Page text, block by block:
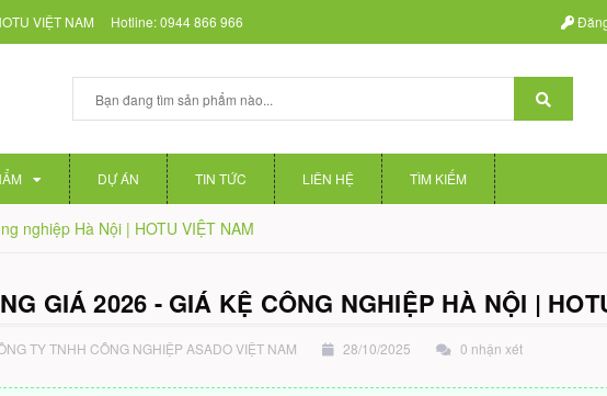
VIỆT NAM Hotline:0944 866 966
DỰ ÁN TIN TỨC LIÊN HỆ TÌM KIẾM
nghiệp Hà Nội | HOTU VIỆT NAM
GIÁ 2026 - GIÁ KỆ CÔNG NGHIỆP HÀ NỘI |
TY TNHH CÔNG NGHIỆP ASADO VIỆT NAM 28/10/2025 0 nhận xét